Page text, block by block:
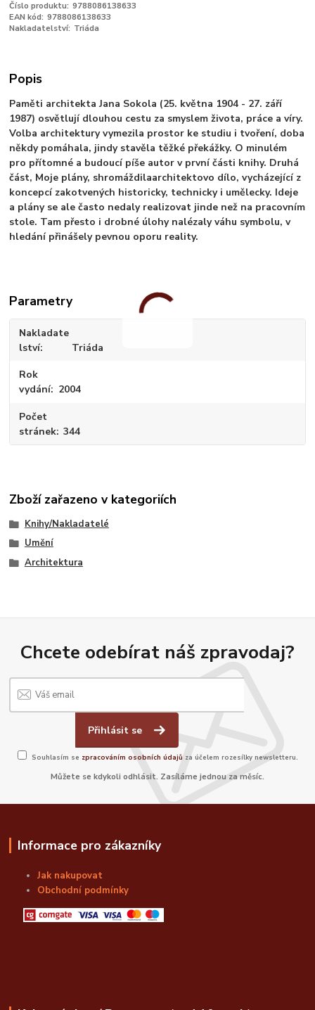
Číslo produktu: 9788086138633
EAN kód: 9788086138633
Nakladatelství: Triáda
Popis
Paměti architekta Jana Sokola (25. května 1904 - 27. září
1987) osvětlují dlouhou cestu za smyslem života, práce a víry.
Volba architektury vymezila prostor ke studiu i tvoření, doba
někdy pomáhala, jindy stavěla těžké překážky. O minulém
pro přítomné a budoucí píše autor v první části knihy. Druhá
část, Moje plány, shromáždilaarchitektovo dílo, vycházející z
koncepcí zakotvených historicky, technicky i umělecky. Ideje
a plány se ale často nedaly realizovat jinde než na pracovním
stole. Tam přesto i drobné úlohy nalézaly váhu symbolu, v
hledání přinášely pevnou oporu reality.
Parametry
Nakladate
lství
Triáda
Rok
vydání
2004
Počet
stránek 344
Zboží zařazeno v kategoriích
Knihy/Nakladatelé
Umění
Architektura
Chcete odebírat náš zpravodaj?
Přihlásit se
Souhlasím se zpracováním osobních údajů za účelem rozesílky newsletteru.
Můžete se kdykoli odhlásit. Zasíláme jednou za měsíc.
Informace pro zákazníky
Jak nakupovat
Obchodní podmínky